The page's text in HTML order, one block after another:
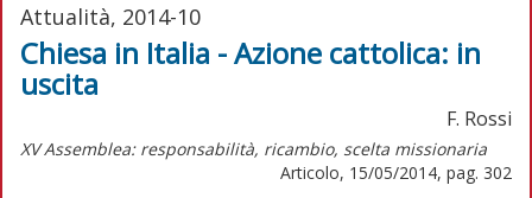
Attualità, 2014-10
Chiesa in Italia - Azione cattolica: in
uscita
F. Rossi
XV Assemblea: responsabilità, ricambio, scelta missionaria
Articolo, 15/05/2014, pag. 302